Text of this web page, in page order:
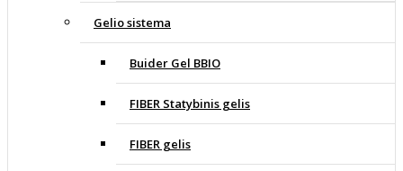
Gelio sistema
Buider Gel BBIO
FIBER Statybinis gelis
FIBER gelis